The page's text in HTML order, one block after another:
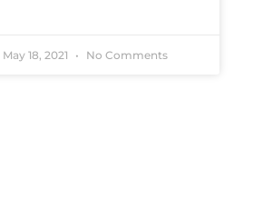
May 18, 2021 No Comments